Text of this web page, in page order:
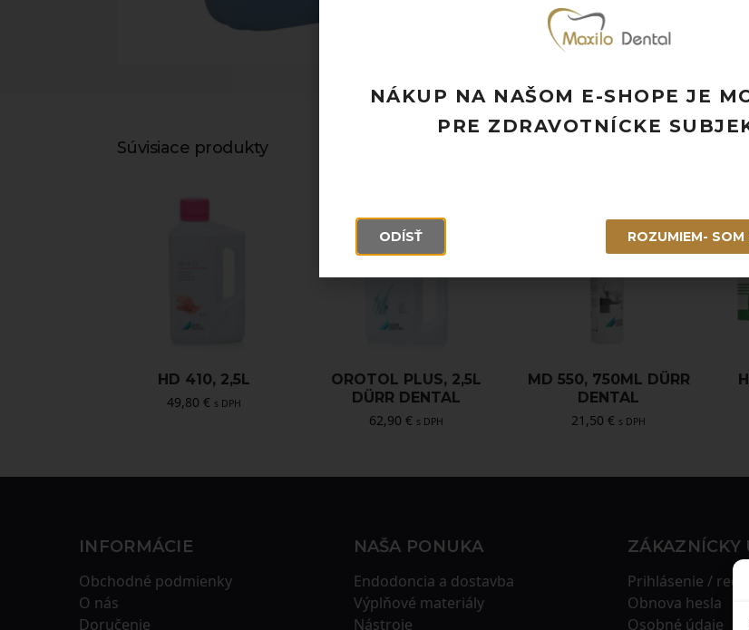
Súvisiace produkty
HD 410, 2,5L
49,80€ s DPH
OROTOL PLUS, 2,5L
DÜRR DENTAL
62,90€ s DPH
MD 550, 750ML DÜRR
DENTAL
21,50€ s DPH
INFORMÁCIE
Obchodné podmienky
O nás
Doručenie
NAŠA PONUKA
Endodoncia a dostavba
Výplňové materiály
Nástroje
ZÁKAZNÍCKY
Prihlásenie /
Obnova hesla
Osobné údaje
NÁKUP NA NAŠOM E-SHOPE JE
PRE ZDRAVOTNÍCKE
ODÍSŤ ROZUMIEM-